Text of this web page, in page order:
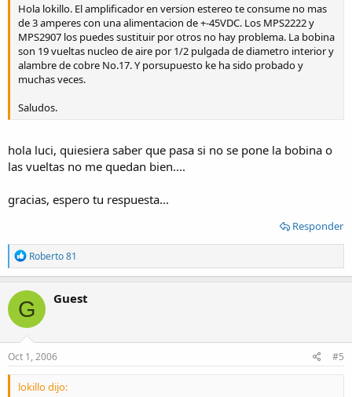
Hola lokillo. El amplificador en version estereo te consume no mas
de 3 amperes con una alimentacion de +-45VDC. Los MPS2222 y
MPS2907 los puedes sustituir por otros no hay problema. La bobina
son 19 vueltas nucleo de aire por 1/2 pulgada de diametro interior y
alambre de cobre No.17. Y porsupuesto ke ha sido probado y
muchas veces.
Saludos.
hola luci, quiesiera saber que pasa si no se pone la bobina o
las vueltas no me quedan bien....
gracias, espero tu respuesta...
Responder
R
e
a
c
t
i
o
n
s
Roberto 81
G Guest
Oct 1, 2006 #5
lokillo dijo: